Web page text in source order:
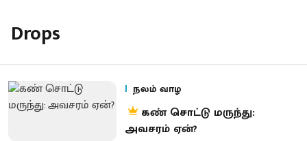
Drops
நலம் வாழ
கண் சொட்டு மருந்து:
அவசரம் ஏன்?